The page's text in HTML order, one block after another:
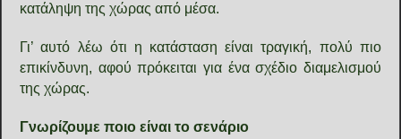
κατάληψη της χώρας από μέσα.
Γι’ αυτό λέω ότι η κατάσταση είναι τραγική, πολύ πιο
επικίνδυνη, αφού πρόκειται για ένα σχέδιο διαμελισμού
της χώρας.
Γνωρίζουμε ποιο είναι το σενάριο